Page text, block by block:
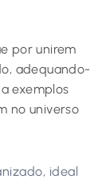
por unirem
adequando-
exemplos
no universo
ideal